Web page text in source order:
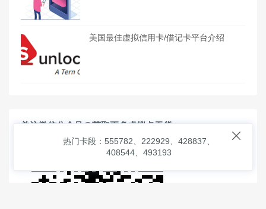
美国最佳虚拟信用卡/借记卡平台介绍
关注微信公众号@获取更多虚拟卡干货

热门卡段：555782、222929、428837、
408544、493193